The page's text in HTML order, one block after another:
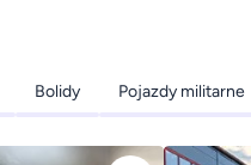
Bolidy Pojazdy militarne